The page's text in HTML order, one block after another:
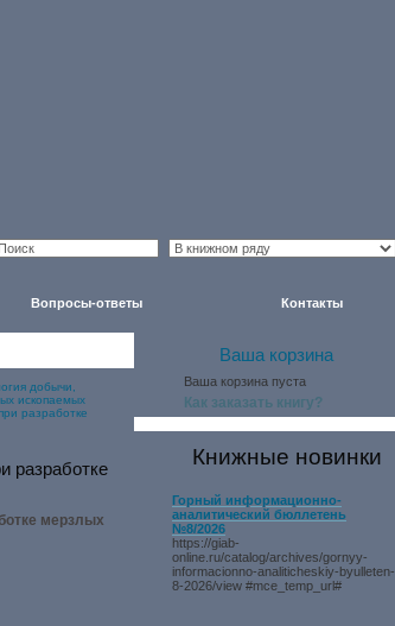
Вопросы-ответы Контакты
добычи,
ископаемых
разработке
разработке
мерзлых
Ваша корзина
Ваша корзина пуста
Как заказать книгу?
Книжные новинки
Горный информационно-
аналитический бюллетень
№8/2026
https://giab-
online.ru/catalog/archives/gornyy-
informacionno-analiticheskiy-byulleten-
8-2026/view #mce_temp_url#